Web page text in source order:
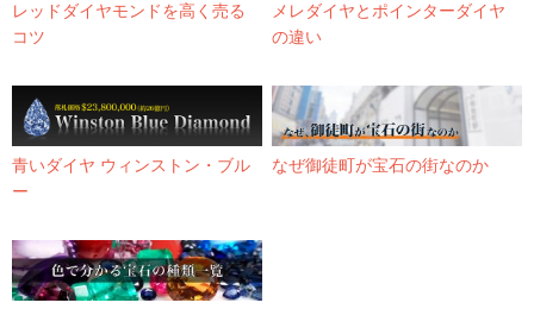
レッドダイヤモンドを高く売る
コツ
メレダイヤとポインターダイヤ
の違い
青いダイヤ ウィンストン・ブル
ー
なぜ御徒町が宝石の街なのか